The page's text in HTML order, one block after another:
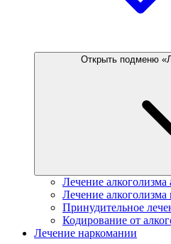
Открыть подменю
Лечение алкоголизма
Лечение алкоголизма
Принудительное
Кодирование от
Лечение наркомании